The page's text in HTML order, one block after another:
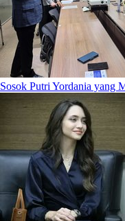
Sosok Putri Yordania yang